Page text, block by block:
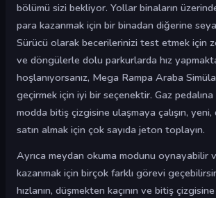
bölümü sizi bekliyor. Yollar binaların
para kazanmak için bir binadan diğerine
Sürücü olarak becerilerinizi test etmek için
ve döngülerle dolu parkurlarda hız
hoşlanıyorsanız, Mega Rampa Araba
geçirmek için iyi bir seçenektir. Gaz
modda bitiş çizgisine ulaşmaya çalışın,
satın almak için çok sayıda jeton toplayın.
Ayrıca meydan okuma modunu oynayabilir
kazanmak için birçok farklı görevi
hızlanın, düşmekten kaçının ve bitiş